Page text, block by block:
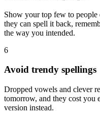
Show your top few to people
they can spell it back,
the way you intended.
6
Avoid trendy spellings
Dropped vowels and clever
tomorrow, and they cost you
version instead.